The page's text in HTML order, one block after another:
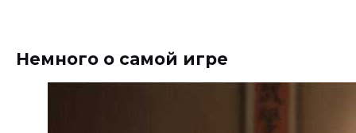
Немного о самой игре